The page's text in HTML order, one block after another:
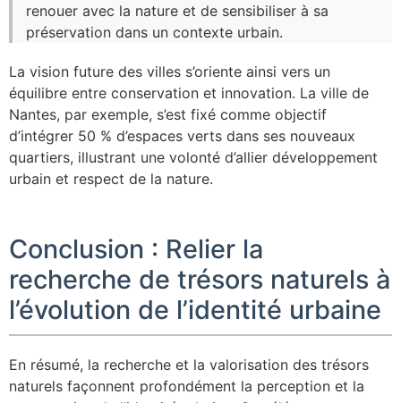
renouer avec la nature et de sensibiliser à sa
préservation dans un contexte urbain.
La vision future des villes s’oriente ainsi vers un
équilibre entre conservation et innovation. La ville de
Nantes, par exemple, s’est fixé comme objectif
d’intégrer 50 % d’espaces verts dans ses nouveaux
quartiers, illustrant une volonté d’allier développement
urbain et respect de la nature.
Conclusion : Relier la
recherche de trésors naturels à
l’évolution de l’identité urbaine
En résumé, la recherche et la valorisation des trésors
naturels façonnent profondément la perception et la